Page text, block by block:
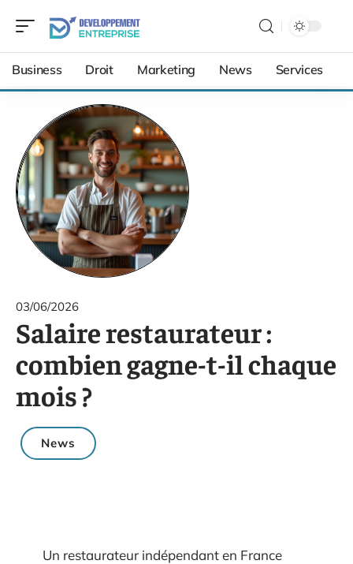
Business Droit Marketing News Services
03/06/2026
Salaire restaurateur :
combien gagne-t-il chaque
mois ?
News
Un restaurateur indépendant en France